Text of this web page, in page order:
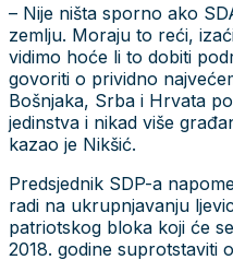
– Nije ništa sporno ako
zemlju. Moraju to reći,
vidimo hoće li to dobiti
govoriti o prividno
Bošnjaka, Srba i Hrvata
jedinstva i nikad više
kazao je Nikšić.
Predsjednik SDP-a
radi na ukrupnjavanju
patriotskog bloka koji će
2018. godine suprotstaviti